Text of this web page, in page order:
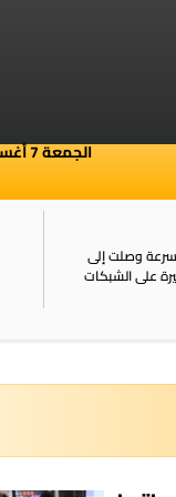
الجمعة 7 أغسطس 2026
وصلت إلى